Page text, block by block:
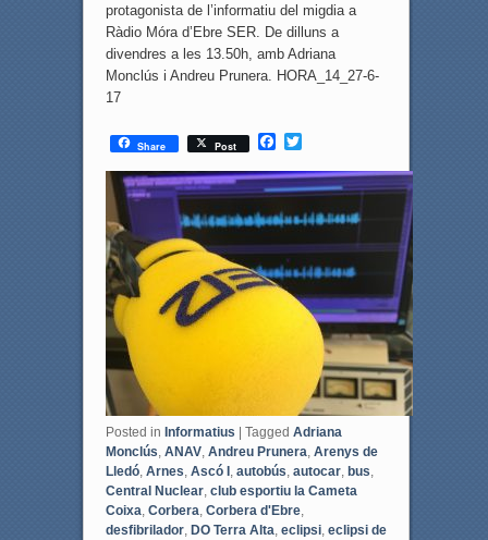
protagonista de l’informatiu del migdia a
Ràdio Móra d’Ebre SER. De dilluns a
divendres a les 13.50h, amb Adriana
Monclús i Andreu Prunera. HORA_14_27-6-
17
Share Post
F
c
e
b
o
o
k
T
i
t
t
e
r
Posted in Informatius Tagged Adriana
Monclús, ANAV, Andreu Prunera, Arenys de
Lledó, Arnes, Ascó I , autobús, autocar, bus,
Central Nuclear, club esportiu la Cameta
Coixa, Corbera, Corbera d'Ebre,
desfibrilador, DO Terra Alta, eclipsi, eclipsi de